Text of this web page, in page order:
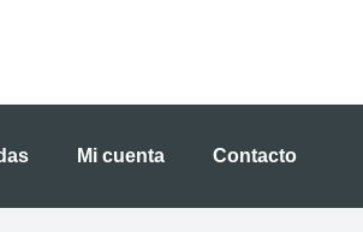
Mi cuenta Contacto